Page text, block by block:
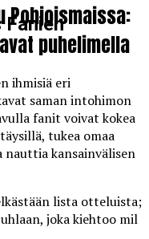
Fanien
ihmisiä eri
saman intohimon
fanit voivat kokea
tukea omaa
nauttia kansainvälisen
lista otteluista;
joka kiehtoo mil
Pohjoismaissa:
puhelimella